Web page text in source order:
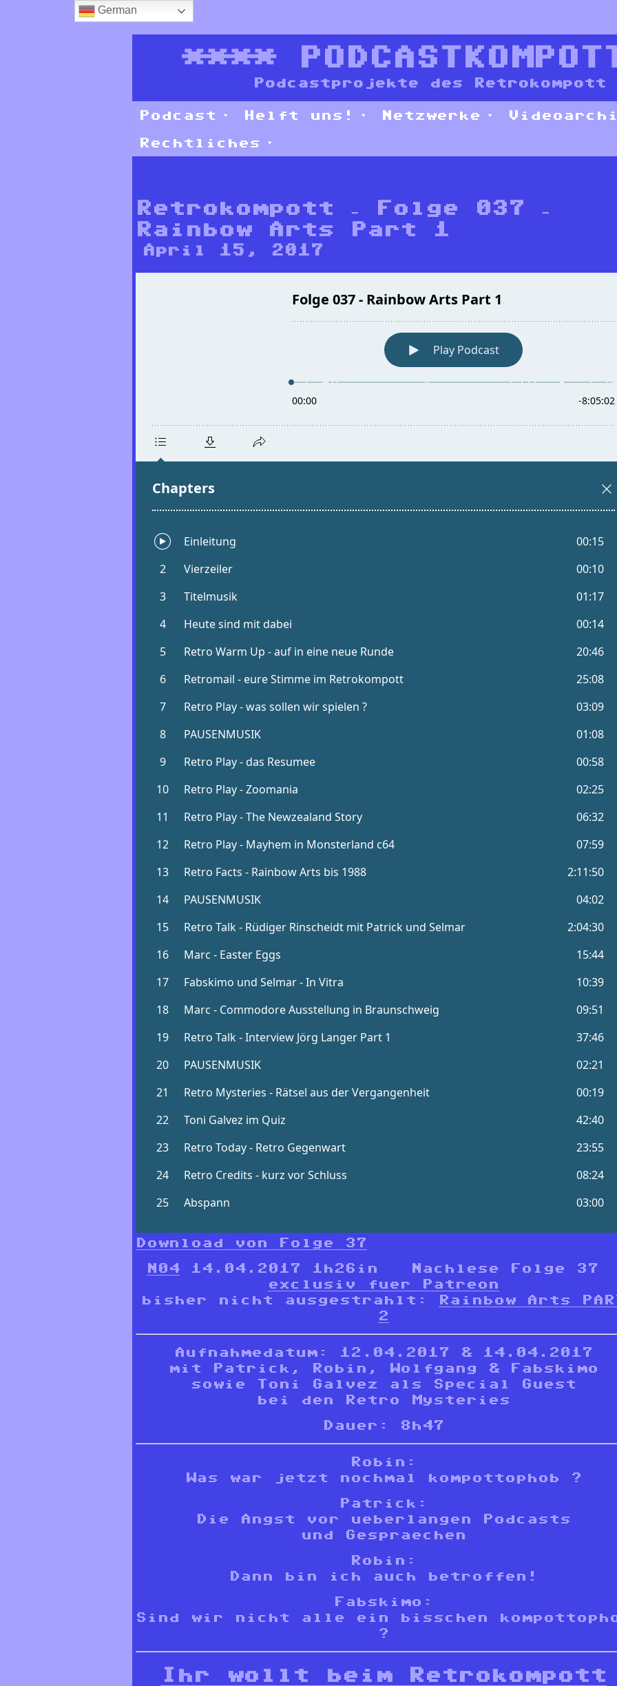
****
Podcastprojekte des Retrokompott
Podcast Helft uns! Netzwerke
Rechtliches
Retrokompott – Folge 037 –
Rainbow Arts Part 1
April 15, 2017
Download von Folge 37
N04 14.04.2017 1h26in Nachlese Folge
exclusiv fuer Patreon
bisher nicht ausgestrahlt:
Rainbow Arts
2
Aufnahmedatum: 12.04.2017 & 14.04.2017
mit Patrick, Robin, Wolfgang & Fabskimo
sowie Toni Galvez als Special Guest
bei den Retro Mysteries
Dauer: 8h47
Robin:
Was war jetzt nochmal kompottophob ?
Patrick:
Die Angst vor ueberlangen Podcasts
und Gespraechen
Robin:
Dann bin ich auch betroffen!
Fabskimo:
Sind wir nicht alle ein bisschen
?
Ihr wollt beim Retrokompott
German